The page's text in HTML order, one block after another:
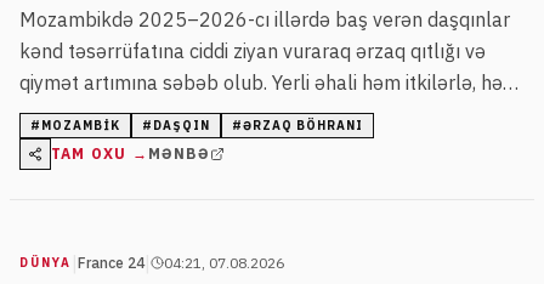
Mozambikdə 2025–2026-cı illərdə baş verən daşqınlar
kənd təsərrüfatına ciddi ziyan vuraraq ərzaq qıtlığı və
qiymət artımına səbəb olub. Yerli əhali həm itkilərlə, həm
də ərzaq tapmaqda çətinliklərlə üzləşir.
# MOZAMBIK # DAŞQIN #ƏRZAQ BÖHRANI
TAM OXU → MƏNBƏ
DÜNYA France 24| 04:21, 07.08.2026